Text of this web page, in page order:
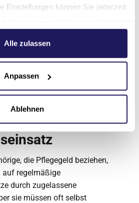
Einstellungen können Sie jederzeit
hierzu finden Sie in unserer
.Alle zulassen
Anpassen
Ablehnen
Ehemann:
Frau sinnvoll sind, und
für die Pflegekasse
Grundlage:
XI –
die Pflegegeld beziehen,
auf regelmäßige
durch zugelassene
sie müssen oft selbst